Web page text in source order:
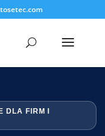
DLA FIRM I